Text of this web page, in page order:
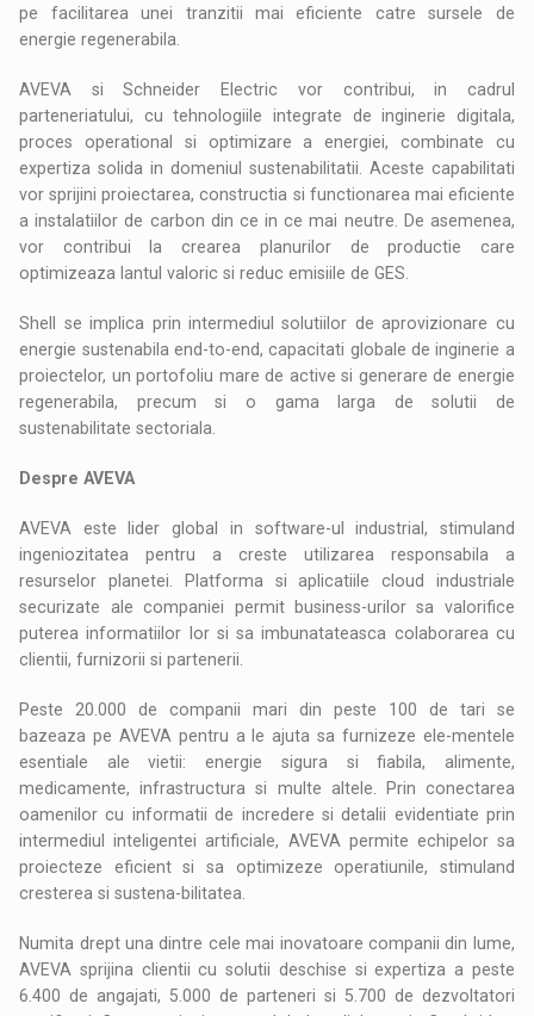
pe facilitarea unei tranzitii mai eficiente catre sursele de
energie regenerabila.
AVEVA si Schneider Electric vor contribui, in cadrul
parteneriatului, cu tehnologiile integrate de inginerie digitala,
proces operational si optimizare a energiei, combinate cu
expertiza solida in domeniul sustenabilitatii. Aceste capabilitati
vor sprijini proiectarea, constructia si functionarea mai eficiente
a instalatiilor de carbon din ce in ce mai neutre. De asemenea,
vor contribui la crearea planurilor de productie care
optimizeaza lantul valoric si reduc emisiile de GES.
Shell se implica prin intermediul solutiilor de aprovizionare cu
energie sustenabila end-to-end, capacitati globale de inginerie a
proiectelor, un portofoliu mare de active si generare de energie
regenerabila, precum si o gama larga de solutii de
sustenabilitate sectoriala.
Despre AVEVA
AVEVA este lider global in software-ul industrial, stimuland
ingeniozitatea pentru a creste utilizarea responsabila a
resurselor planetei. Platforma si aplicatiile cloud industriale
securizate ale companiei permit business-urilor sa valorifice
puterea informatiilor lor si sa imbunatateasca colaborarea cu
clientii, furnizorii si partenerii.
Peste 20.000 de companii mari din peste 100 de tari se
bazeaza pe AVEVA pentru a le ajuta sa furnizeze ele-mentele
esentiale ale vietii: energie sigura si fiabila, alimente,
medicamente, infrastructura si multe altele. Prin conectarea
oamenilor cu informatii de incredere si detalii evidentiate prin
intermediul inteligentei artificiale, AVEVA permite echipelor sa
proiecteze eficient si sa optimizeze operatiunile, stimuland
cresterea si sustena-bilitatea.
Numita drept una dintre cele mai inovatoare companii din lume,
AVEVA sprijina clientii cu solutii deschise si expertiza a peste
6.400 de angajati, 5.000 de parteneri si 5.700 de dezvoltatori